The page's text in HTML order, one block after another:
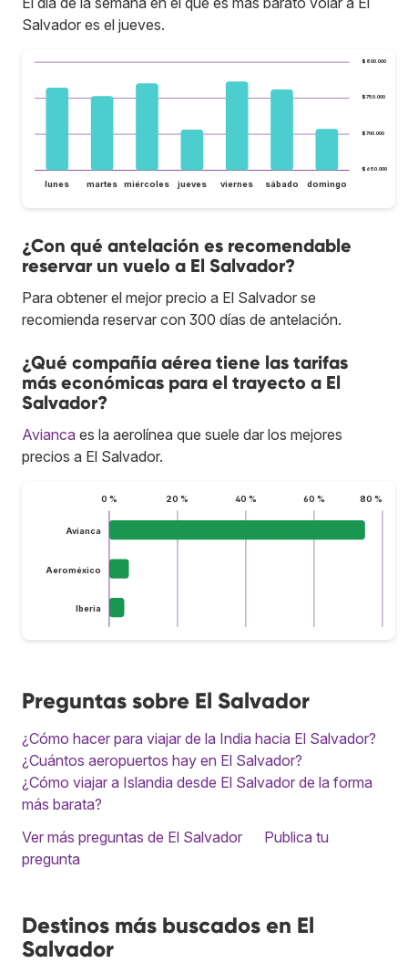
Salvador es el jueves.
$650.000
$700.000
$750.000
$800.000
lunes martes miércoles jueves viernes sábado domingo
¿Con qué antelación es recomendable
reservar un vuelo a El Salvador?
Para obtener el mejor precio a El Salvador se
recomienda reservar con 300 días de antelación.
¿Qué compañía aérea tiene las tarifas
más económicas para el trayecto a El
Salvador?
Avianca es la aerolínea que suele dar los mejores
precios a El Salvador.
0 % 20 % 40 % 60 % 80 %
Avianca
Aeroméxico
Iberia
Preguntas sobre El Salvador
¿Cómo hacer para viajar de la India hacia El Salvador?
¿Cuántos aeropuertos hay en El Salvador?
¿Cómo viajar a Islandia desde El Salvador de la forma
más barata?
Ver más preguntas de El Salvador
Publica tu
pregunta
Destinos más buscados en El
Salvador